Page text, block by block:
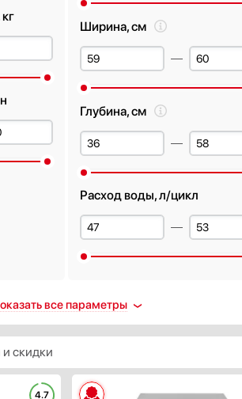
Ширина, см
Глубина, см
Расход воды, л/цикл
Уровень шума при стирке, дБ
Уровень шума при отжиме,
все параметры
скидки
4.7